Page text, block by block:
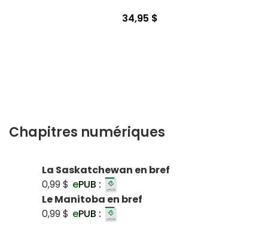
34,95 $
Chapitres numériques
La Saskatchewan en bref
0,99 $ ePUB :
Le Manitoba en bref
0,99 $ ePUB :